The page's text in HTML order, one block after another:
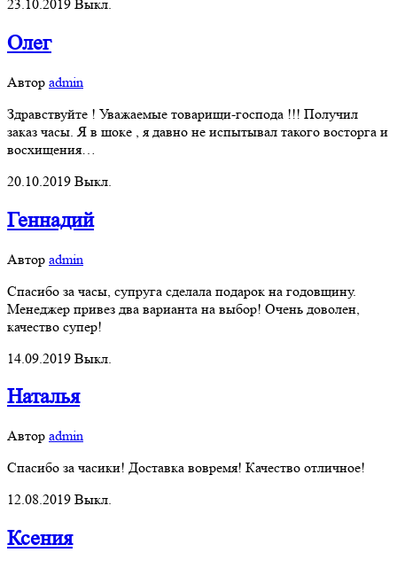
23.10.2019 Выкл.
Олег
Автор admin
Здравствуйте ! Уважаемые товарищи-господа !!! Получил
заказ часы. Я в шоке , я давно не испытывал такого восторга и
восхищения…
20.10.2019 Выкл.
Геннадий
Автор admin
Спасибо за часы, супруга сделала подарок на годовщину.
Менеджер привез два варианта на выбор! Очень доволен,
качество супер!
14.09.2019 Выкл.
Наталья
Автор admin
Спасибо за часики! Доставка вовремя! Качество отличное!
12.08.2019 Выкл.
Ксения